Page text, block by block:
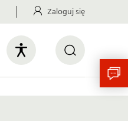
Zaloguj się